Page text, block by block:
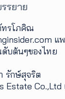
รยาย
รโภคิณ
บต้นๆของไทย
รักษ์สุจริต
Estate Co.,Ltd